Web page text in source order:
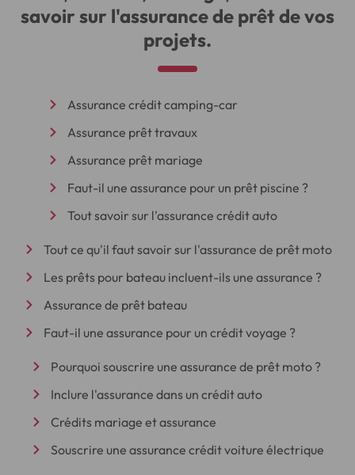
savoir sur l'assurance de prêt de vos
projets.
Assurance crédit camping-car
Assurance prêt travaux
Assurance prêt mariage
Faut-il une assurance pour un prêt piscine ?
Tout savoir sur l'assurance crédit auto
Tout ce qu'il faut savoir sur l'assurance de prêt moto
Les prêts pour bateau incluent-ils une assurance ?
Assurance de prêt bateau
Faut-il une assurance pour un crédit voyage ?
Pourquoi souscrire une assurance de prêt moto ?
Inclure l'assurance dans un crédit auto
Crédits mariage et assurance
Souscrire une assurance crédit voiture électrique